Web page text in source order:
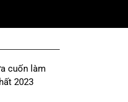
cuốn làm
2023